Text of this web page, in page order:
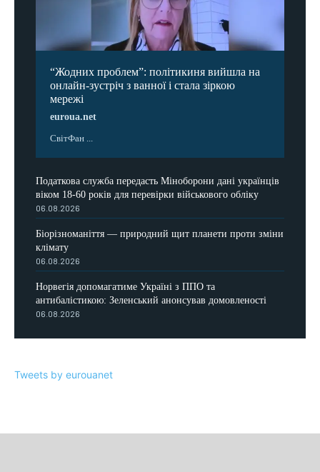
“Жодних проблем”: політикиня вийшла на
онлайн-зустріч з ванної і стала зіркою
мережі
euroua.net
СвітФан ...
Податкова служба передасть Міноборони дані українців
віком 18-60 років для перевірки військового обліку
06.08.2026
Біорізноманіття — природний щит планети проти зміни
клімату
06.08.2026
Норвегія допомагатиме Україні з ППО та
антибалістикою: Зеленський анонсував домовленості
06.08.2026
Tweets by eurouanet